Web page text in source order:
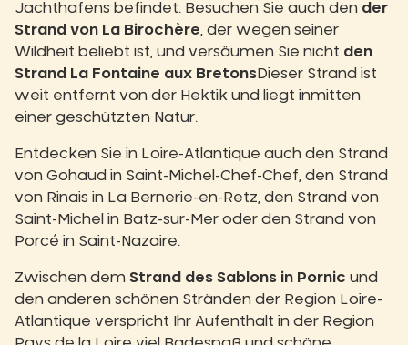
Jachthafens befindet. Besuchen Sie auch den der
Strand von La Birochère, der wegen seiner
Wildheit beliebt ist, und versäumen Sie nicht den
Strand La Fontaine aux BretonsDieser Strand ist
weit entfernt von der Hektik und liegt inmitten
einer geschützten Natur.
Entdecken Sie in Loire-Atlantique auch den Strand
von Gohaud in Saint-Michel-Chef-Chef, den Strand
von Rinais in La Bernerie-en-Retz, den Strand von
Saint-Michel in Batz-sur-Mer oder den Strand von
Porcé in Saint-Nazaire.
Zwischen dem Strand des Sablons in Pornic und
den anderen schönen Stränden der Region Loire-
Atlantique verspricht Ihr Aufenthalt in der Region